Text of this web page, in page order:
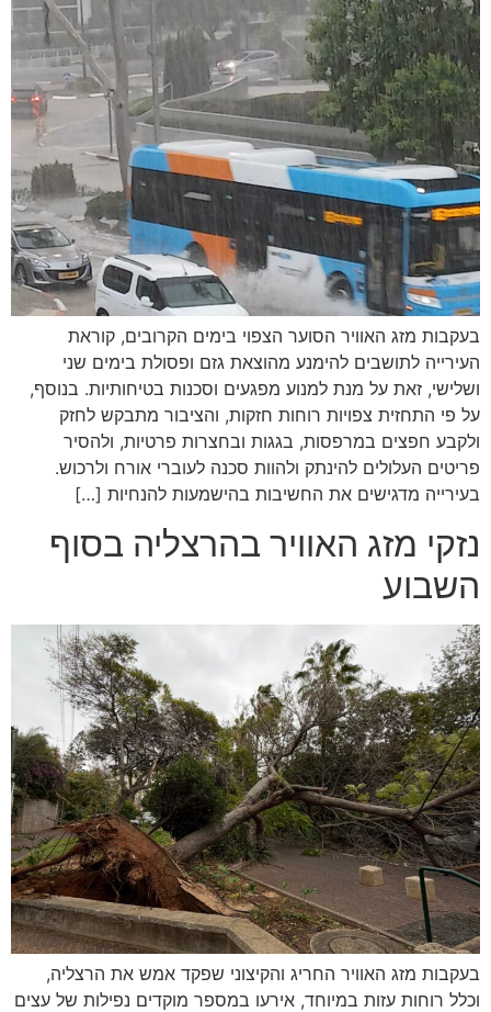
בעקבות מזג האוויר הסוער הצפוי בימים הקרובים, קוראת
העירייה לתושבים להימנע מהוצאת גזם ופסולת בימים שני
ושלישי, זאת על מנת למנוע מפגעים וסכנות בטיחותיות. בנוסף,
על פי התחזית צפויות רוחות חזקות, והציבור מתבקש לחזק
ולקבע חפצים במרפסות, בגגות ובחצרות פרטיות, ולהסיר
פריטים העלולים להינתק ולהוות סכנה לעוברי אורח ולרכוש.
בעירייה מדגישים את החשיבות בהישמעות להנחיות […]
נזקי מזג האוויר בהרצליה בסוף
השבוע
בעקבות מזג האוויר החריג והקיצוני שפקד אמש את הרצליה,
וכלל רוחות עזות במיוחד, אירעו במספר מוקדים נפילות של עצים